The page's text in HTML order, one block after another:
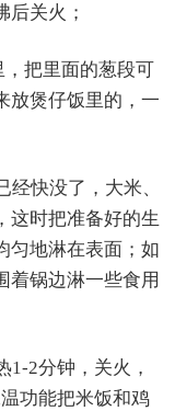
关火；
把里面的葱段可
放煲仔饭里的，一
快没了，大米、
这时把准备好的生
匀地淋在表面；如
着锅边淋一些食用
1-2分钟，关火，
功能把米饭和鸡